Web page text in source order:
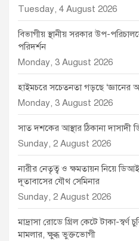
Tuesday, 4 August 2026
বিভাগীয় স্থানীয় সরকার উপ-
পরিদর্শন
Monday, 3 August 2026
হাইমচরে সচেতনতা গড়ছে ‘জ্ঞানের
Monday, 3 August 2026
সাত দশকের আস্থার ঠিকানা দাসাদী
Sunday, 2 August 2026
নারীর নেতৃত্ব ও ক্ষমতায়ন নিয়ে
দূতাবাসের যৌথ সেমিনার
Sunday, 2 August 2026
মাদ্রাসা রোডে গ্রিল কেটে টাকা-
মামলার, ক্ষুব্ধ ভুক্তভোগী